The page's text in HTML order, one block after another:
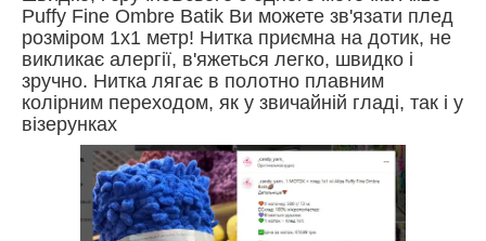
Puffy Fine Ombre Batik Ви можете зв'язати плед
розміром 1х1 метр! Нитка приємна на дотик, не
викликає алергії, в'яжеться легко, швидко і
зручно. Нитка лягає в полотно плавним
колірним переходом, як у звичайній гладі, так і у
візерунках